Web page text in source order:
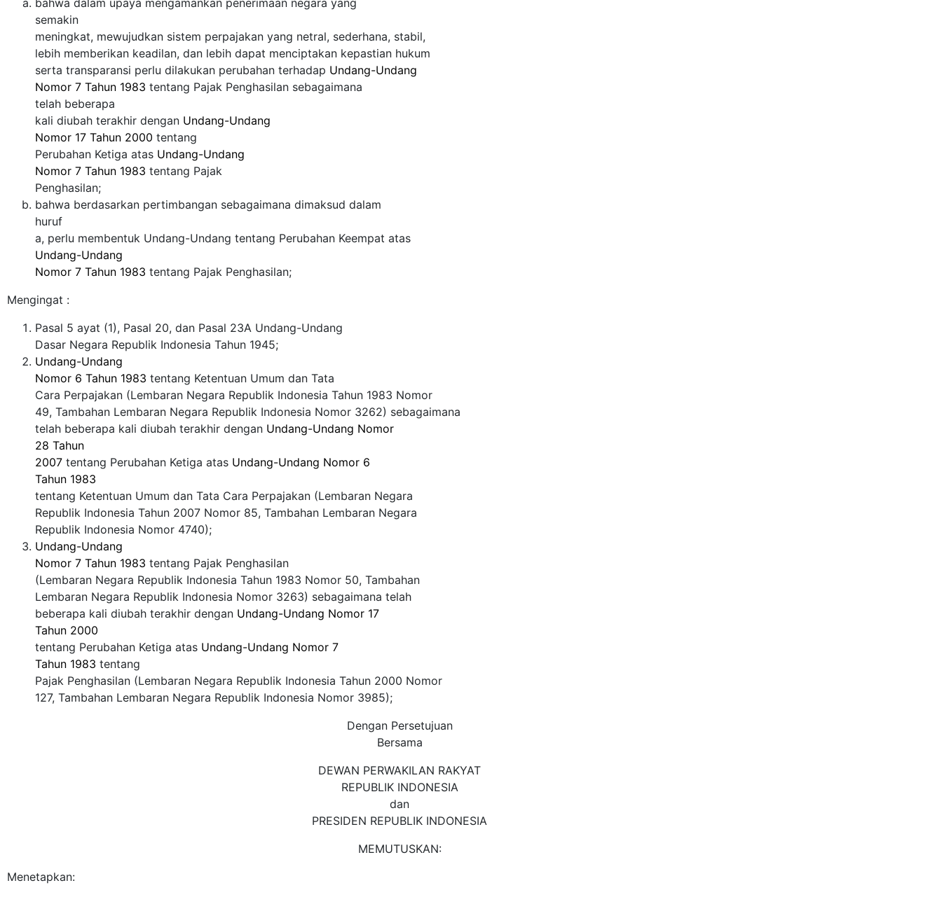
bahwa dalam upaya mengamankan penerimaan negara yang
semakin
meningkat, mewujudkan sistem perpajakan yang netral, sederhana, stabil,
lebih memberikan keadilan, dan lebih dapat menciptakan kepastian hukum
serta transparansi perlu dilakukan perubahan terhadap Undang-Undang
Nomor 7 Tahun 1983 tentang Pajak Penghasilan sebagaimana
telah beberapa
kali diubah terakhir dengan Undang-Undang
Nomor 17 Tahun 2000 tentang
Perubahan Ketiga atas Undang-Undang
Nomor 7 Tahun 1983 tentang Pajak
Penghasilan;
bahwa berdasarkan pertimbangan sebagaimana dimaksud dalam
huruf
a, perlu membentuk Undang-Undang tentang Perubahan Keempat atas
Undang-Undang
Nomor 7 Tahun 1983 tentang Pajak Penghasilan;
Mengingat :
Pasal 5 ayat (1), Pasal 20, dan Pasal 23A Undang-Undang
Dasar Negara Republik Indonesia Tahun 1945;
Undang-Undang
Nomor 6 Tahun 1983 tentang Ketentuan Umum dan Tata
Cara Perpajakan (Lembaran Negara Republik Indonesia Tahun 1983 Nomor
49, Tambahan Lembaran Negara Republik Indonesia Nomor 3262) sebagaimana
telah beberapa kali diubah terakhir dengan Undang-Undang Nomor
28 Tahun
2007 tentang Perubahan Ketiga atas Undang-Undang Nomor 6
Tahun 1983
tentang Ketentuan Umum dan Tata Cara Perpajakan (Lembaran Negara
Republik Indonesia Tahun 2007 Nomor 85, Tambahan Lembaran Negara
Republik Indonesia Nomor 4740);
Undang-Undang
Nomor 7 Tahun 1983 tentang Pajak Penghasilan
(Lembaran Negara Republik Indonesia Tahun 1983 Nomor 50, Tambahan
Lembaran Negara Republik Indonesia Nomor 3263) sebagaimana telah
beberapa kali diubah terakhir dengan Undang-Undang Nomor 17
Tahun 2000
tentang Perubahan Ketiga atas Undang-Undang Nomor 7
Tahun 1983 tentang
Pajak Penghasilan (Lembaran Negara Republik Indonesia Tahun 2000 Nomor
127, Tambahan Lembaran Negara Republik Indonesia Nomor 3985);
Dengan Persetujuan
Bersama
DEWAN PERWAKILAN RAKYAT
REPUBLIK INDONESIA
dan
PRESIDEN REPUBLIK INDONESIA
MEMUTUSKAN:
Menetapkan: